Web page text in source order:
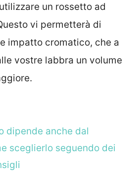
un rossetto ad
vi permetterà di
impatto cromatico, che a
vostre labbra un volume
dipende anche dal
sceglierlo seguendo dei